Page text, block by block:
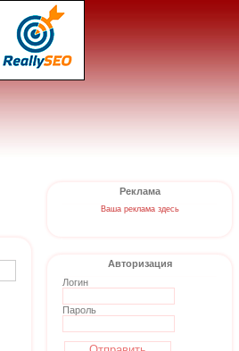
Реклама
Ваша реклама здесь
Авторизация
Логин
Пароль